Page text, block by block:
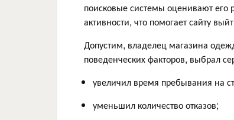
поисковые системы оценивают его
активности, что помогает сайту
Допустим, владелец магазина
поведенческих факторов, выбрал
увеличил время пребывания на
уменьшил количество отказов;